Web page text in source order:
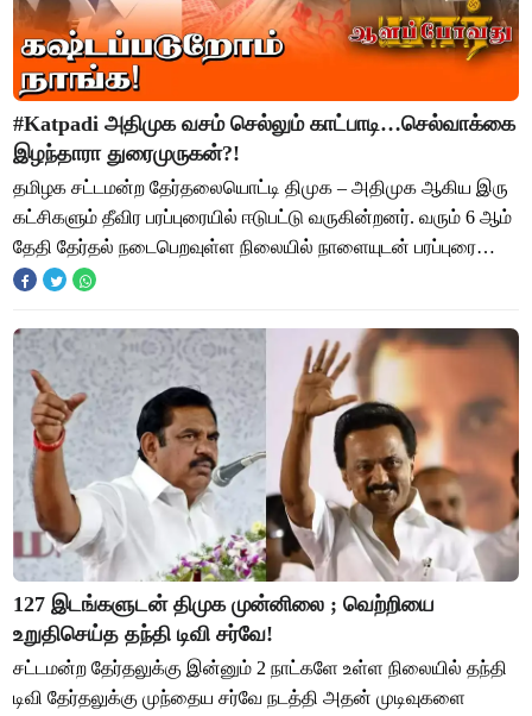
#Katpadi அதிமுக வசம் செல்லும் காட்பாடி…செல்வாக்கை
இழந்தாரா துரைமுருகன்?!
தமிழக சட்டமன்ற தேர்தலையொட்டி திமுக – அதிமுக ஆகிய இரு
கட்சிகளும் தீவிர பரப்புரையில் ஈடுபட்டு வருகின்றனர். வரும் 6 ஆம்
தேதி தேர்தல் நடைபெறவுள்ள நிலையில் நாளையுடன் பரப்புரை
முடிவடையவுள்ளது. இந்த சூழலில்
127 இடங்களுடன் திமுக முன்னிலை ; வெற்றியை
உறுதிசெய்த தந்தி டிவி சர்வே!
சட்டமன்ற தேர்தலுக்கு இன்னும் 2 நாட்களே உள்ள நிலையில் தந்தி
டிவி தேர்தலுக்கு முந்தைய சர்வே நடத்தி அதன் முடிவுகளை